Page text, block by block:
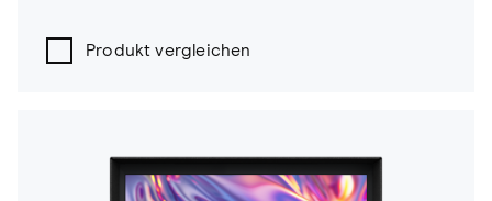
Produkt vergleichen